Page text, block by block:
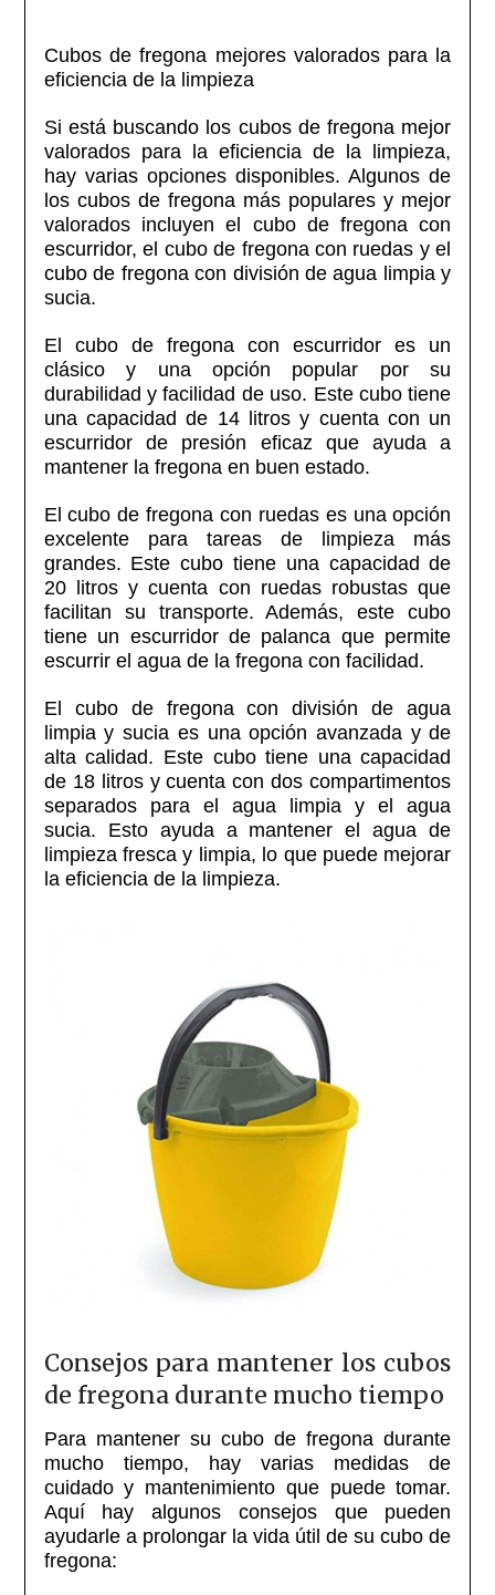
Cubos de fregona mejores valorados para la
eficiencia de la limpieza
Si está buscando los cubos de fregona mejor
valorados para la eficiencia de la limpieza,
hay varias opciones disponibles. Algunos de
los cubos de fregona más populares y mejor
valorados incluyen el cubo de fregona con
escurridor, el cubo de fregona con ruedas y el
cubo de fregona con división de agua limpia y
sucia.
El cubo de fregona con escurridor es un
clásico y una opción popular por su
durabilidad y facilidad de uso. Este cubo tiene
una capacidad de 14 litros y cuenta con un
escurridor de presión eficaz que ayuda a
mantener la fregona en buen estado.
El cubo de fregona con ruedas es una opción
excelente para tareas de limpieza más
grandes. Este cubo tiene una capacidad de
20 litros y cuenta con ruedas robustas que
facilitan su transporte. Además, este cubo
tiene un escurridor de palanca que permite
escurrir el agua de la fregona con facilidad.
El cubo de fregona con división de agua
limpia y sucia es una opción avanzada y de
alta calidad. Este cubo tiene una capacidad
de 18 litros y cuenta con dos compartimentos
separados para el agua limpia y el agua
sucia. Esto ayuda a mantener el agua de
limpieza fresca y limpia, lo que puede mejorar
la eficiencia de la limpieza.
Consejos para mantener los cubos
de fregona durante mucho tiempo
Para mantener su cubo de fregona durante
mucho tiempo, hay varias medidas de
cuidado y mantenimiento que puede tomar.
Aquí hay algunos consejos que pueden
ayudarle a prolongar la vida útil de su cubo de
fregona: